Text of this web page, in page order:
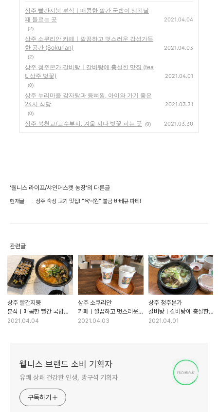
상주 빨간지붕 분식ㅣ매콤한 빨간 국밥이 생각날
때 들르는 곳
(2)
2021.04.04
상주 소쿠리안 카페ㅣ깔끔하고 멋스러운 감성가득
한 공간 (Sokurian)
(2)
2021.04.03
상주 청주본가 갈비탕ㅣ갈비탕에 충실한 맛집 (fea
t. 상주 벚꽃)
(0)
2021.04.01
상주 누리마을 감자탕과 등뼈찜, 아이와 가기 좋은
24시 식당
(0)
2021.03.31
상주 북천교/고수부지, 겨울 지나 벚꽃 피는 곳 (0) 2021.03.30
'웰니스 라이프/샤인머스캣 농장'의 다른글
현재글 상주 숙성 고기 맛집! "육낙원" 불금 바베큐 파티!
관련글
상주 빨간지붕
분식ㅣ매콤한 빨간 국밥이
생각날때 들르는 곳
2021.04.04
상주 소쿠리안
카페ㅣ깔끔하고 멋스러운
감성가득한 공간
2021.04.03
상주 청주본가
갈비탕ㅣ갈비탕에 충실한
맛집 (feat. 상주 벚꽃)
2021.04.01
웰니스 브랜드 소비 기획자
유쾌 상쾌 건강한 인생, 방구석 기획자
구독하기